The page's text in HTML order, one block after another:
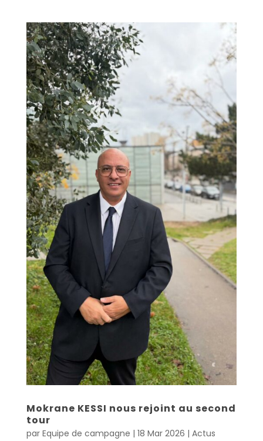
Mokrane KESSI nous rejoint au second
tour
par Equipe de campagne | 18 Mar 2026 | Actus